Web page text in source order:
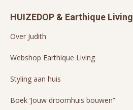
HUIZEDOP & Earthique Living
Over Judith
Webshop Earthique Living
Styling aan huis
Boek ‘Jouw droomhuis bouwen”